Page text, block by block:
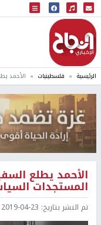
البث المباشر
إذاعة النجاح
الرئيسية فلسطينيات الأحمد
الأحمد يطلع
المستجدات
تم النشر بتاريخ: 2019-04-23 16:45